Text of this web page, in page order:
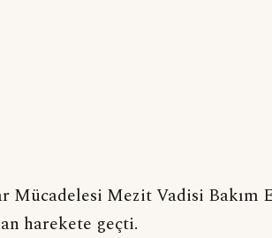
Mücadelesi Mezit Vadisi Bakım
harekete geçti.